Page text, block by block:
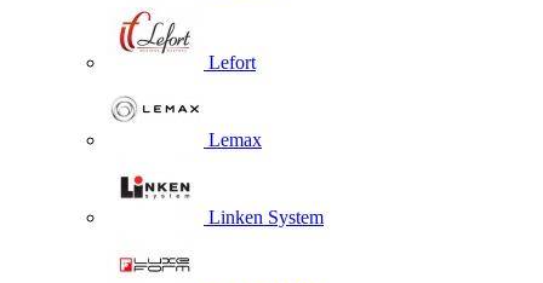
Lefort
Lemax
Linken System